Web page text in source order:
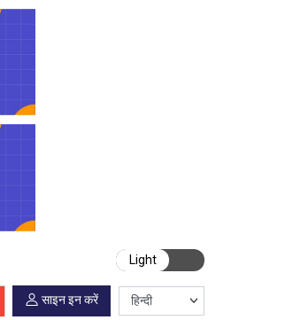
Light
साइन इन करें